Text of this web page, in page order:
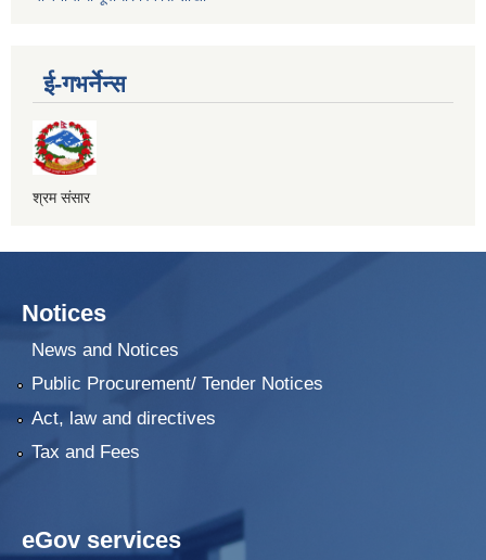
ई-गभर्नेन्स
श्रम संसार
Notices
News and Notices
Public Procurement/ Tender Notices
Act, law and directives
Tax and Fees
eGov services